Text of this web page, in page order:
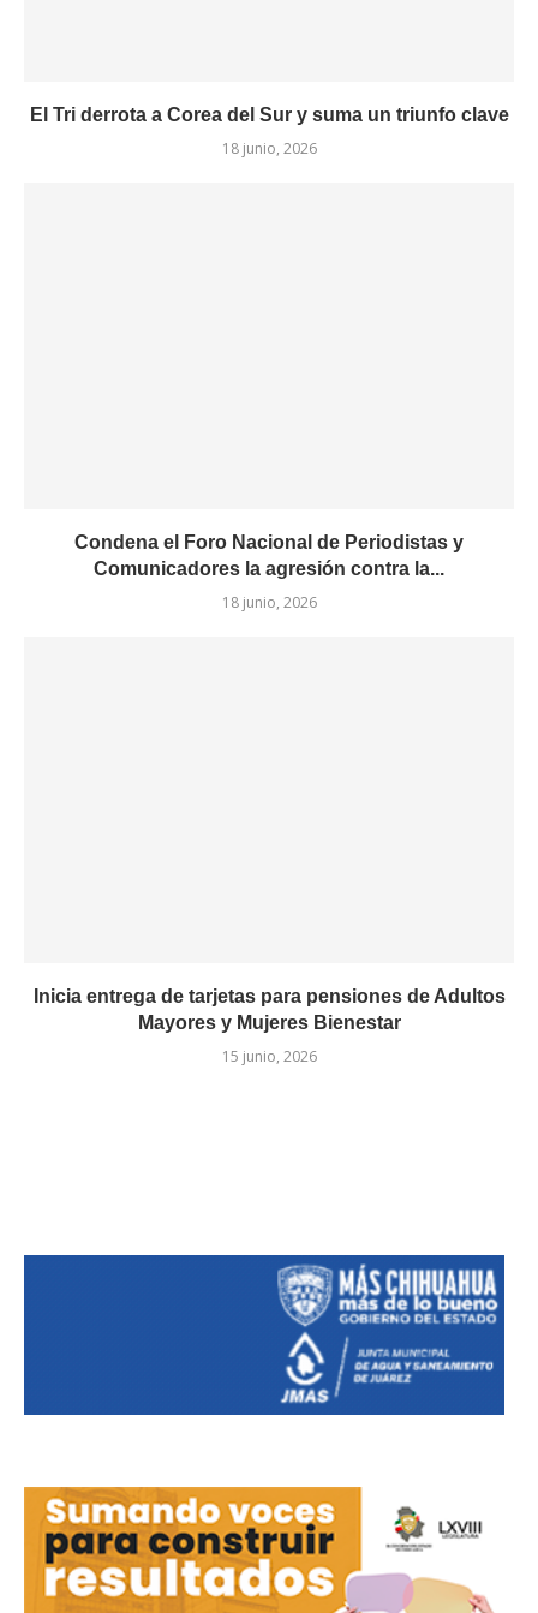
El Tri derrota a Corea del Sur y suma un triunfo clave
18 junio, 2026
Condena el Foro Nacional de Periodistas y
Comunicadores la agresión contra la...
18 junio, 2026
Inicia entrega de tarjetas para pensiones de Adultos
Mayores y Mujeres Bienestar
15 junio, 2026